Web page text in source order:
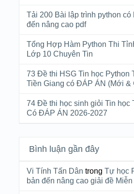
Tải 200 Bài lập trình python
đến nâng cao pdf
Tổng Hợp Hàm Python Thi
Lớp 10 Chuyên Tin
73 Đề thi HSG Tin học Python
Tiền Giang có ĐÁP ÁN (Mới &
74 Đề thi học sinh giỏi Tin học
Có ĐÁP ÁN 2026-2027
Bình luận gần đây
Vi Tính Tấn Dân trong Tự học
bản đến nâng cao giải đề